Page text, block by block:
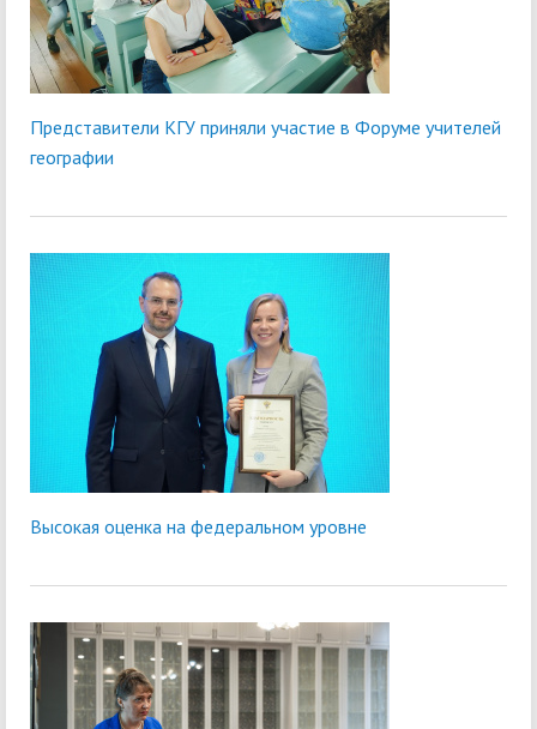
Представители КГУ приняли участие в Форуме учителей
географии
Высокая оценка на федеральном уровне